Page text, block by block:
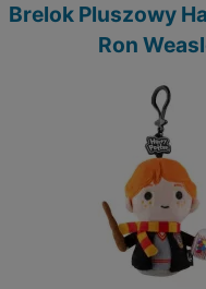
Brelok Pluszowy
Ron